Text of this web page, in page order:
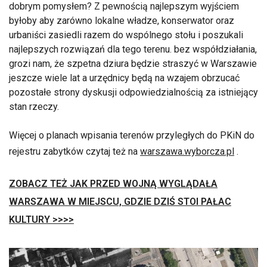
dobrym pomysłem? Z pewnością najlepszym wyjściem
byłoby aby zarówno lokalne władze, konserwator oraz
urbaniści zasiedli razem do wspólnego stołu i poszukali
najlepszych rozwiązań dla tego terenu. bez współdziałania,
grozi nam, że szpetna dziura będzie straszyć w Warszawie
jeszcze wiele lat a urzędnicy będą na wzajem obrzucać
pozostałe strony dyskusji odpowiedzialnością za istniejący
stan rzeczy.
Więcej o planach wpisania terenów przyległych do PKiN do
rejestru zabytków czytaj też na warszawa.wyborcza.pl .
ZOBACZ TEŻ JAK PRZED WOJNĄ WYGLĄDAŁA
WARSZAWA W MIEJSCU, GDZIE DZIŚ STOI PAŁAC
KULTURY >>>>